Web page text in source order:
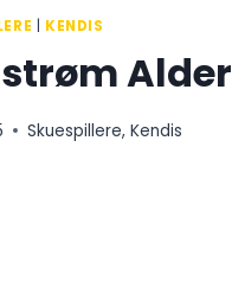
KENDIS
Alder
Skuespillere,Kendis